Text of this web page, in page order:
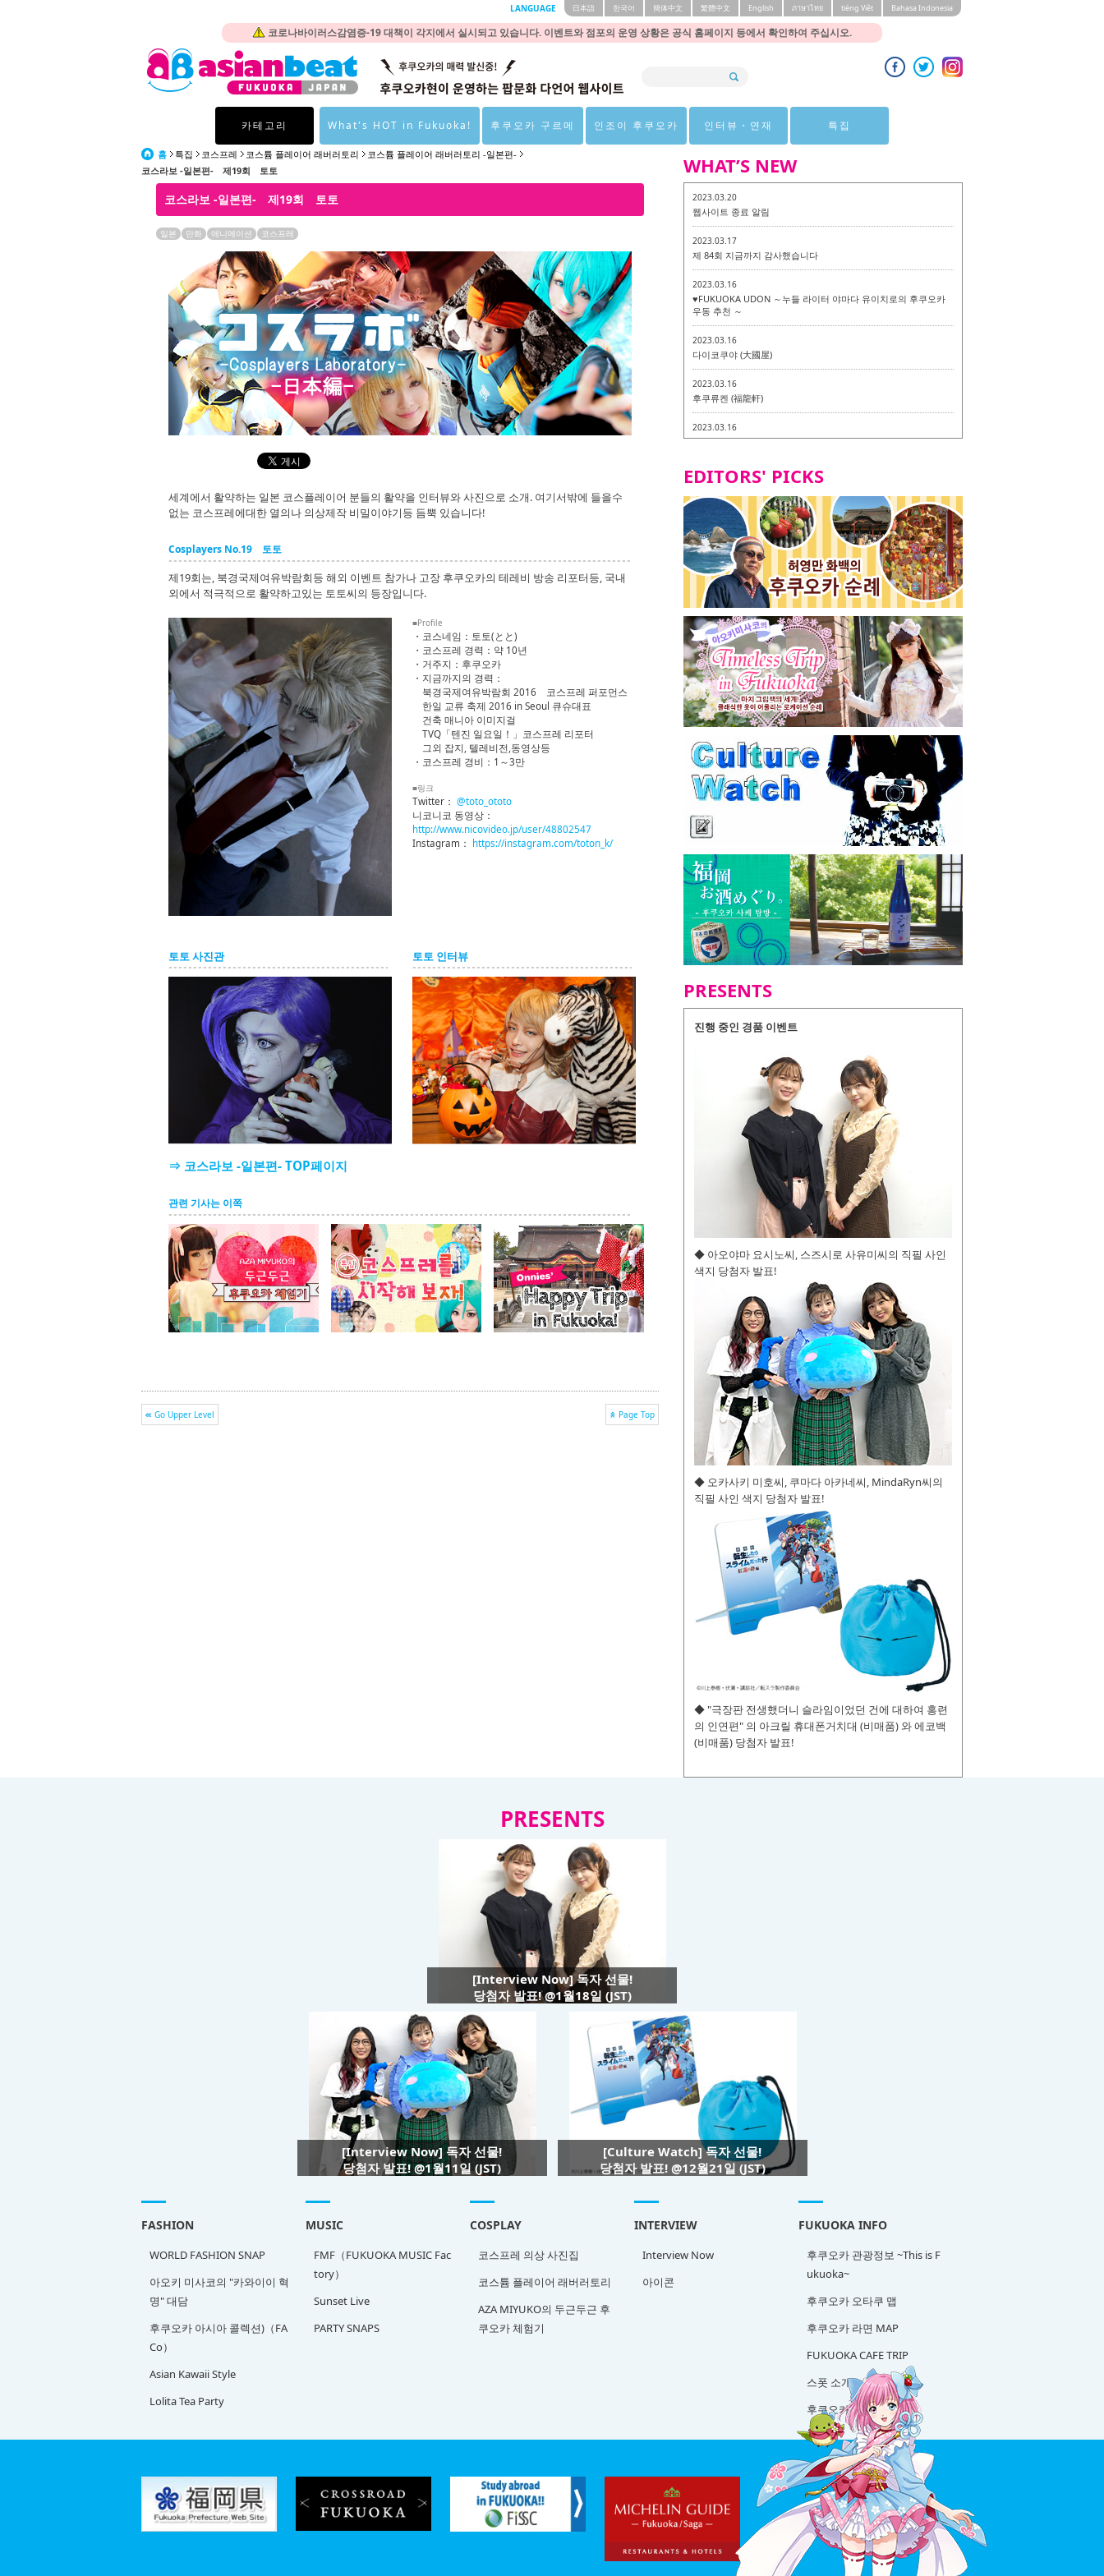
코로나바이러스감염증-19 대책이 각지에서 실시되고 있습니다. 이벤트와 점포의 운영 상황은 공식 홈페이지 등에서 확인하여 주십시오.
LANGUAGE 日本語 한국어 簡体中文 繁體中文 English ภาษาไทย tiéng Viêt Bahasa Indonesia
카테고리 What's HOT in Fukuoka! 후쿠오카 구르메 인조이 후쿠오카 인터뷰・연재 특집
홈 특집 코스프레 코스튬 플레이어 래버러토리
코스튬 플레이어 래버러토리 -일본편-
코스라보 -일본편- 제19회 토토
코스라보 -일본편- 제19회 토토
일본 만화 애니메이션 코스프레
세계에서 활약하는 일본 코스플레이어 분들의 활약을 인터뷰와 사진으로 소개. 여기서밖에 들을수
없는 코스프레에대한 열의나 의상제작 비밀이야기등 듬뿍 있습니다!
Cosplayers No.19 토토
제19회는, 북경국제여유박람회등 해외 이벤트 참가나 고장 후쿠오카의 테레비 방송 리포터등, 국내
외에서 적극적으로 활약하고있는 토토씨의 등장입니다.
■Profile
・코스네임：토토(とと)
・코스프레 경력：약 10년
・거주지：후쿠오카
・지금까지의 경력：
북경국제여유박람회 2016 코스프레 퍼포먼스
한일 교류 축제 2016 in Seoul 큐슈대표
건축 매니아 이미지걸
TVQ「텐진 일요일！」코스프레 리포터
그외 잡지, 텔레비전,동영상등
・코스프레 경비：1～3만
■링크
Twitter： @toto_ototo
니코니코 동영상：
http://www.nicovideo.jp/user/48802547
Instagram： https://instagram.com/toton_k/
토토 사진관 토토 인터뷰
⇒ 코스라보 -일본편- TOP페이지
관련 기사는 이쪽
Go Upper Level Page Top
WHAT’S NEW
2023.03.20
웹사이트 종료 알림
2023.03.17
제 84회 지금까지 감사했습니다
2023.03.16
♥FUKUOKA UDON ～누들 라이터 야마다 유이치로의 후쿠오카
우동 추천 ～
2023.03.16
다이코쿠야 (大國屋)
2023.03.16
후쿠류켄 (福龍軒)
2023.03.16
후쿠오카 라멘 월드 - Presented by 누들 라이터 야마다 유이치로
2023.03.07
비건・베지테리언 메뉴 시식 투어 in 후쿠오카시
2023.03.07
이소기요카라즈 하카타 본점 / 磯ぎよからず 博多本店 - 비건・베
지테리언 메뉴 시식투어 in 후쿠오카시 -
2023.03.02
little stand 다이묘점 -비건・베지테리언 메뉴 시식투어 in 후쿠오
카시
2023.02.28
토치쿠켄 오리오본사 우동점 / 東筑軒 折尾本社うどん店
EDITORS' PICKS
PRESENTS
진행 중인 경품 이벤트
◆ 아오야마 요시노씨, 스즈시로 사유미씨의 직필 사인
색지 당첨자 발표!
◆ 오카사키 미호씨, 쿠마다 아카네씨, MindaRyn씨의
직필 사인 색지 당첨자 발표!
◆ "극장판 전생했더니 슬라임이었던 건에 대하여 홍련
의 인연편" 의 아크릴 휴대폰거치대 (비매품) 와 에코백
(비매품) 당첨자 발표!
PRESENTS
[Interview Now] 독자 선물!
당첨자 발표! @1월18일 (JST)
[Interview Now] 독자 선물!
당첨자 발표! @1월11일 (JST)
[Culture Watch] 독자 선물!
당첨자 발표! @12월21일 (JST)
FASHION
WORLD FASHION SNAP
아오키 미사코의 "카와이이 혁
명" 대담
후쿠오카 아시아 콜렉션)（FA
Co）
Asian Kawaii Style
Lolita Tea Party
MUSIC
FMF（FUKUOKA MUSIC Fac
tory）
Sunset Live
PARTY SNAPS
COSPLAY
코스프레 의상 사진집
코스튬 플레이어 래버러토리
AZA MIYUKO의 두근두근 후
쿠오카 체험기
INTERVIEW
Interview Now
아이콘
FUKUOKA INFO
후쿠오카 관광정보 ~This is F
ukuoka~
후쿠오카 오타쿠 맵
후쿠오카 라면 MAP
FUKUOKA CAFE TRIP
스폿 소개
후쿠오카 사케 탐방